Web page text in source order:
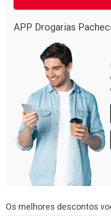
APP Drogarias
Os melhores descontos